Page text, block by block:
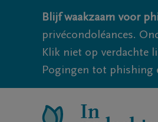
Blijf waakzaam voor
privécondoléances.
Klik niet op verdachte
Pogingen tot phishing